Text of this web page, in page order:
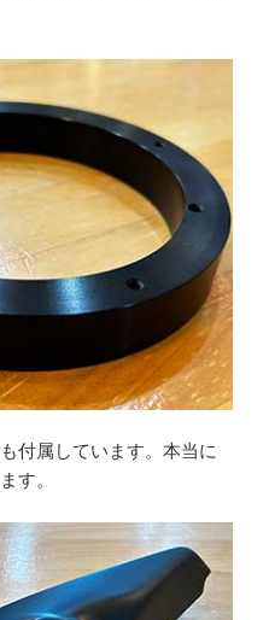
付属しています。本当に
す。